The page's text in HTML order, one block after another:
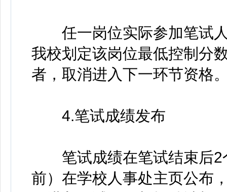
任一岗位实际参加笔试人
我校划定该岗位最低控制分
者，取消进入下一环节资格
4.笔试成绩发布
笔试成绩在笔试结束后2
前）在学校人事处主页公布